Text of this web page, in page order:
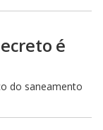
é
do saneamento